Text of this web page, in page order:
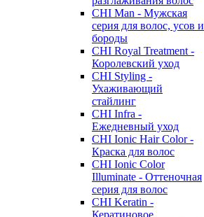
CHI Man - Мужская
серия для волос, усов и
бороды
CHI Royal Treatment -
Королевский уход
CHI Styling -
Ухаживающий
стайлинг
CHI Infra -
Ежедневный уход
CHI Ionic Hair Color -
Краска для волос
CHI Ionic Color
Illuminate - Оттеночная
серия для волос
CHI Keratin -
Кератиновое